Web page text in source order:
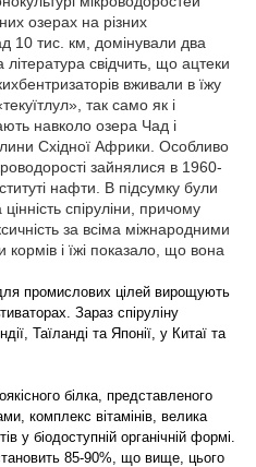
озерах на різних
10 тис. км, домінували два
література свідчить, що ацтеки
вживали в їжу
так само як і
навколо озера Чад і
Східної Африки. Особливо
зайнялися в 1960-
нафти. В підсумку були
спіруліни, причому
за всіма міжнародними
кормів і їжі показало, що вона
промислових цілей вирощують
Зараз спіруліну
Таїланді та Японії, у Китаї та
білка, представленого
комплекс вітамінів, велика
у біодоступній органічній формі.
85-90%, що вище, цього